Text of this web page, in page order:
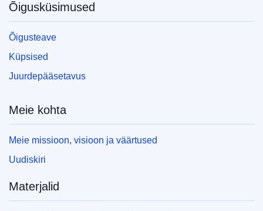
Õigusküsimused
Õigusteave
Küpsised
Juurdepääsetavus
Meie kohta
Meie missioon, visioon ja väärtused
Uudiskiri
Materjalid